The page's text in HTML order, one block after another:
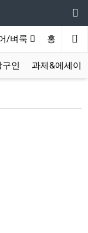
/벼룩 홍보방
인 과제&에세이